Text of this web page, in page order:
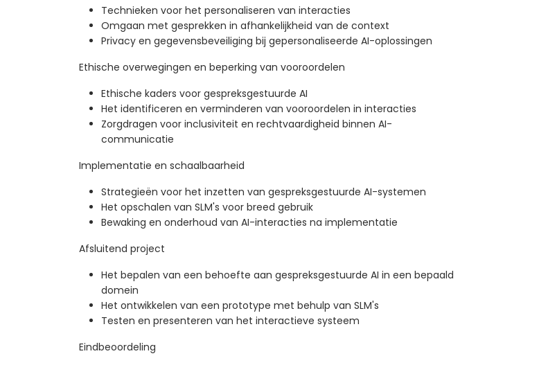
Technieken voor het personaliseren van interacties
Omgaan met gesprekken in afhankelijkheid van de context
Privacy en gegevensbeveiliging bij gepersonaliseerde AI-oplossingen
Ethische overwegingen en beperking van vooroordelen
Ethische kaders voor gespreksgestuurde AI
Het identificeren en verminderen van vooroordelen in interacties
Zorgdragen voor inclusiviteit en rechtvaardigheid binnen AI-
communicatie
Implementatie en schaalbaarheid
Strategieën voor het inzetten van gespreksgestuurde AI-systemen
Het opschalen van SLM's voor breed gebruik
Bewaking en onderhoud van AI-interacties na implementatie
Afsluitend project
Het bepalen van een behoefte aan gespreksgestuurde AI in een bepaald
domein
Het ontwikkelen van een prototype met behulp van SLM's
Testen en presenteren van het interactieve systeem
Eindbeoordeling